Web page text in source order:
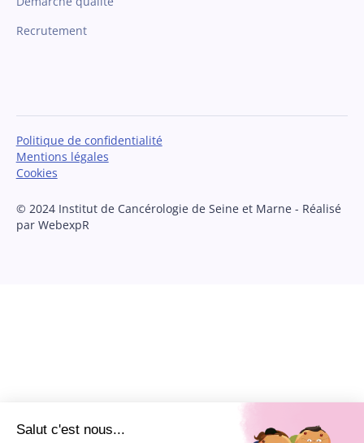
Recrutement
© 2024 Institut de Cancérologie de Seine et Marne - Réalisé
par WebexpR
Politique de confidentialité
Mentions légales
Cookies